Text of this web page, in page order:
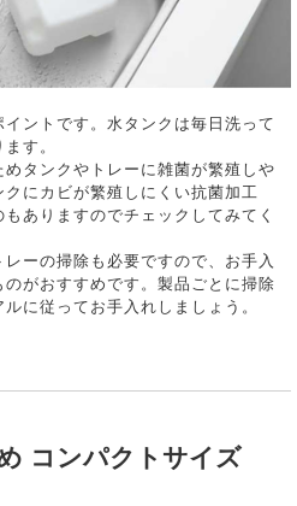
ントです。水タンクは毎日洗って
す。
タンクやトレーに雑菌が繁殖しや
にカビが繁殖しにくい抗菌加工
ありますのでチェックしてみてく
ーの掃除も必要ですので、お手入
がおすすめです。製品ごとに掃除
に従ってお手入れしましょう。
コンパクトサイズ